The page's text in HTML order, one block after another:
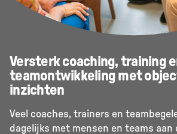
Versterk coaching, training
teamontwikkeling met
inzichten
Veel coaches, trainers en
dagelijks met mensen en teams aan